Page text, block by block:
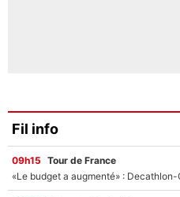
Fil info
09h15 Tour de France